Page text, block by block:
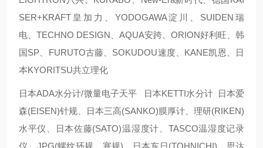
SER+KRAFT皇加力、YODOGAWA淀川、SUIDEN瑞
电、TECHNO DESIGN、AQUA安跨、ORION好利旺、韩
国SP、FURUTO古藤、SOKUDOU速度、KANE凯恩、日
本KYORITSU共立理化
日本ADA水分计/微量电子天平 日本KETTI水分计 日本爱
森(EISEN)针规、日本三高(SANKO)膜厚计、理研(RIKEN)
水平仪、日本佐藤(SATO)温湿度计、TASCO温湿度记录
仪、JPG(螺纹环规、塞规)、日本东日(TOHNICHI)、思达